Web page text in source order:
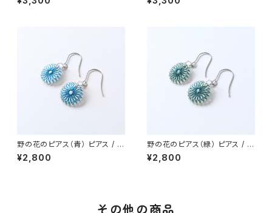
ールピアス
ピアス
野の花のピアス（青） ピアス / ノ
ンホールピアス / イヤリング
¥2,800
野の花のピアス（緑） ピアス / ノ
ンホールピアス / イヤリング
¥2,800
その他の商品